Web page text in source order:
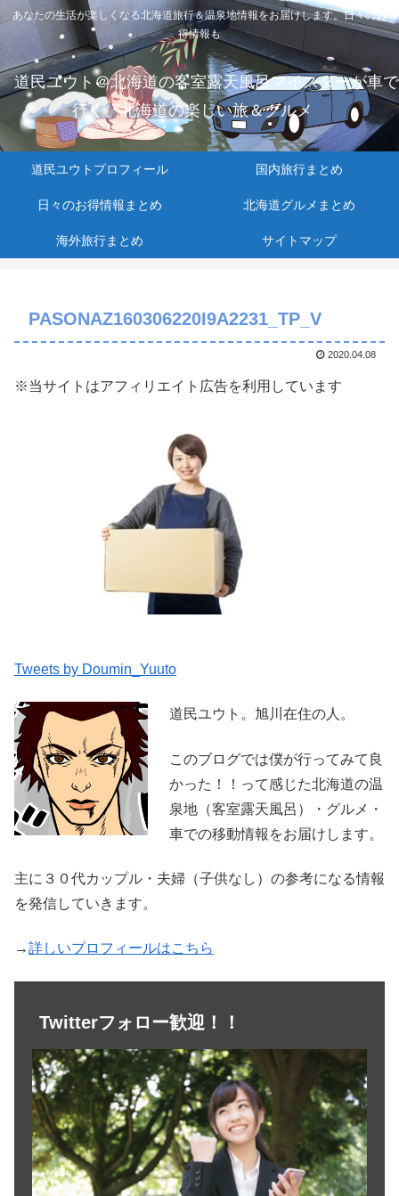
あなたの生活が楽しくなる北海道旅行＆温泉地情報をお届けします。日々のお
得情報も
道民ユウト＠北海道の客室露天風呂マイスターが車で
行く、北海道の楽しい旅＆グルメ
道民ユウトプロフィール 国内旅行まとめ
日々のお得情報まとめ 北海道グルメまとめ
海外旅行まとめ サイトマップ
PASONAZ160306220I9A2231_TP_V
2020.04.08
※当サイトはアフィリエイト広告を利用しています
Tweets by Doumin_Yuuto
道民ユウト。旭川在住の人。
このブログでは僕が行ってみて良
かった！！って感じた北海道の温
泉地（客室露天風呂）・グルメ・
車での移動情報をお届けします。
主に３０代カップル・夫婦（子供なし）の参考になる情報
を発信していきます。
→詳しいプロフィールはこちら
Twitterフォロー歓迎！！